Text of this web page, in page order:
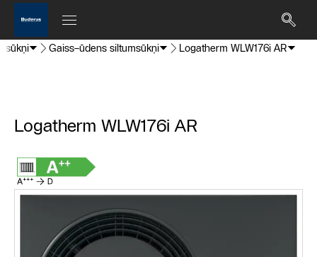
Gaiss–ūdens siltumsūkņi Logatherm WLW176i AR
Logatherm WLW176i AR